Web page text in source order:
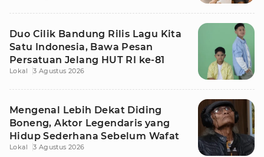
Duo Cilik Bandung Rilis Lagu Kita
Satu Indonesia, Bawa Pesan
Persatuan Jelang HUT RI ke-81
Lokal 3 Agustus 2026
Mengenal Lebih Dekat Diding
Boneng, Aktor Legendaris yang
Hidup Sederhana Sebelum Wafat
Lokal 3 Agustus 2026